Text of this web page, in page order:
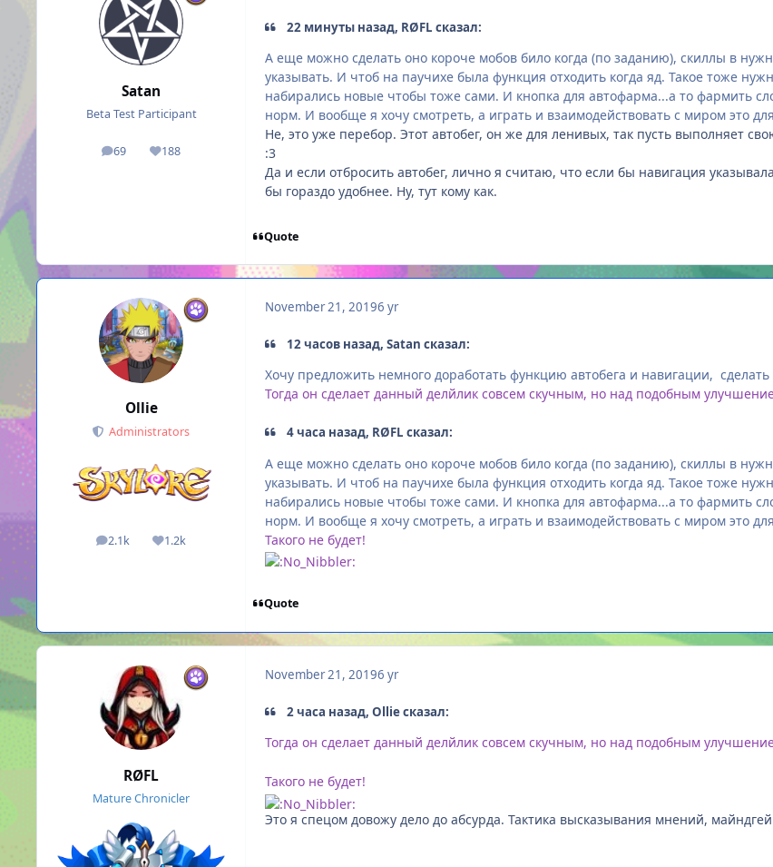
Satan
Beta Test Participant
69
posts 188
Reputation
22 минуты назад, RØFL сказал:
А еще можно сделать оно короче мобов било когда (по заданию), скиллы в
указывать. И чтоб на паучихе была функция отходить когда яд. Такое тоже
набирались новые чтобы тоже сами. И кнопка для автофарма...а то фармить
норм. И вообще я хочу смотреть, а играть и взаимодействовать с миром это
Не, это уже перебор. Этот автобег, он же для ленивых, так пусть выполняет
:3
Да и если отбросить автобег, лично я считаю, что если бы навигация
бы гораздо удобнее. Ну, тут кому как.
Quote
Ollie
Administrators
2.1k
posts 1.2k
Reputation
November 21, 20196 yr
12 часов назад, Satan сказал:
Хочу предложить немного доработать функцию автобега и навигации,
Тогда он сделает данный делйлик совсем скучным, но над подобным
4 часа назад, RØFL сказал:
А еще можно сделать оно короче мобов било когда (по заданию), скиллы в
указывать. И чтоб на паучихе была функция отходить когда яд. Такое тоже
набирались новые чтобы тоже сами. И кнопка для автофарма...а то фармить
норм. И вообще я хочу смотреть, а играть и взаимодействовать с миром это
Такого не будет!
Quote
RØFL
Mature Chronicler
November 21, 20196 yr
2 часа назад, Ollie сказал:
Тогда он сделает данный делйлик совсем скучным, но над подобным
Такого не будет!
Это я спецом довожу дело до абсурда. Тактика высказывания мнений,